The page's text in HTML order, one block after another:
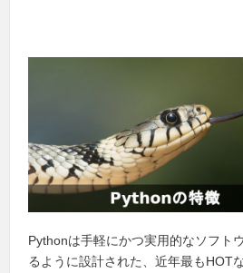
Pythonは手軽にかつ実用的なソフト
るように設計された、近年最もHOT